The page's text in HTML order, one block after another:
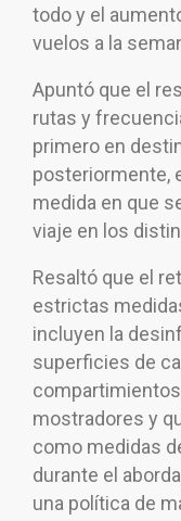
todo y el
vuelos a la
Apuntó que el
rutas y
primero en
posteriormente,
medida en que
viaje en los
Resaltó que el
estrictas
incluyen la
superficies de
mostradores y
como medidas
durante el
una política de